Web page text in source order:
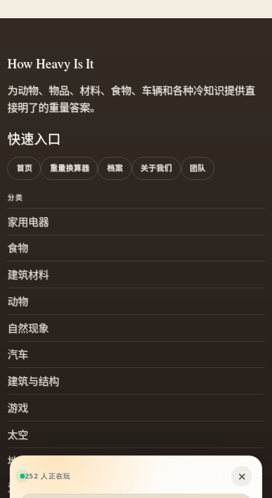
快速入口
首页 重量换算器 档案 关于我们 团队
分类
家用电器
食物
建筑材料
动物
自然现象
汽车
建筑与结构
游戏
太空
地貌
爱好
How Heavy Is It
为动物、物品、材料、食物、车辆和各种冷知识提供直
接明了的重量答案。